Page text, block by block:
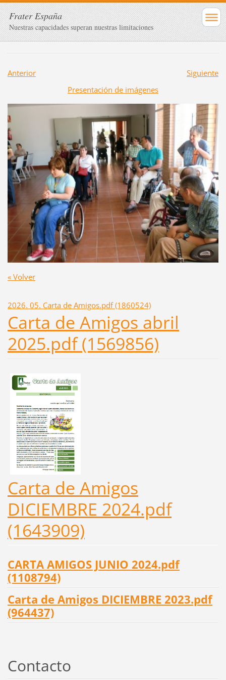
Frater España
Nuestras capacidades superan nuestras limitaciones
Anterior
Siguiente
Presentación de imágenes
« Volver
2026. 05. Carta de Amigos.pdf (1860524)
Carta de Amigos abril
2025.pdf (1569856)
Carta de Amigos
DICIEMBRE 2024.pdf
(1643909)
CARTA AMIGOS JUNIO 2024.pdf
(1108794)
Carta de Amigos DICIEMBRE 2023.pdf
(964437)
Contacto